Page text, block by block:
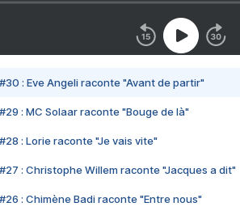
#30 : Eve Angeli raconte "Avant de partir"
#29 : MC Solaar raconte "Bouge de là"
#28 : Lorie raconte "Je vais vite"
#27 : Christophe Willem raconte "Jacques a dit"
#26 : Chimène Badi raconte "Entre nous"